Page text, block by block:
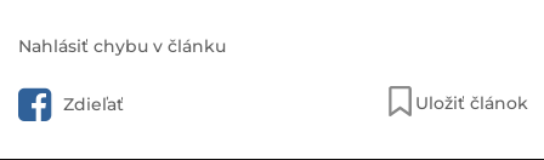
Nahlásiť chybu v článku
Zdieľať Uložiť článok